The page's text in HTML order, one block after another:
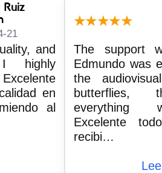
Ruiz
21
and
I highly
en
al
★★★★★
The support
Edmundo was
the
butterflies,
everything
Excelente
recibi…